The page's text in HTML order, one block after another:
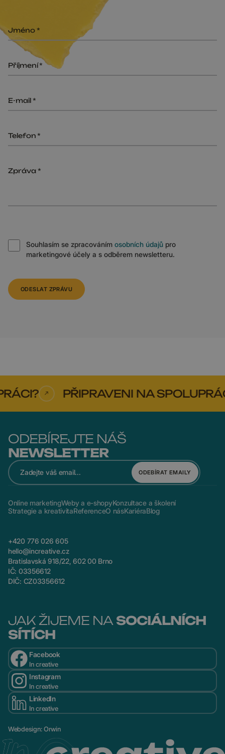
Jméno
Příjmení
E-mail
Telefon
Zpráva
Souhlasím se zpracováním osobních údajů pro
marketingové účely a s odběrem newsletteru.
ODESLAT ZPRÁVU
PŘIPRAVENI NA
ODEBÍREJTE NÁŠ
NEWSLETTER
ODEBÍRAT EMAILY
Online marketingWeby a e-shopyKonzultace a školení
Strategie a kreativitaReferenceO násKariéraBlog
+420 776 026 605
hello@increative.cz
Bratislavská 918/22, 602 00 Brno
IČ: 03356612
DIČ: CZ03356612
JAK ŽIJEME NA SOCIÁLNÍCH
SÍTÍCH
Facebook
In creative
Instagram
In creative
LinkedIn
In creative
Webdesign:Orwin